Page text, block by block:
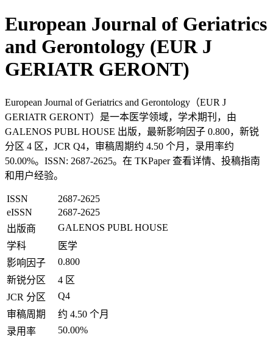
European Journal of Geriatrics
and Gerontology (EUR J
GERIATR GERONT)
European Journal of Geriatrics and Gerontology（EUR J
GERIATR GERONT）是一本医学领域，学术期刊，由
GALENOS PUBL HOUSE 出版，最新影响因子 0.800，新锐
分区 4 区，JCR Q4，审稿周期约 4.50 个月，录用率约
50.00%。ISSN: 2687-2625。在 TKPaper 查看详情、投稿指南
和用户经验。
ISSN
2687-2625
eISSN
2687-2625
出版商
GALENOS PUBL HOUSE
学科
医学
影响因子
0.800
新锐分区
4 区
JCR 分区
Q4
审稿周期
约 4.50 个月
录用率
50.00%